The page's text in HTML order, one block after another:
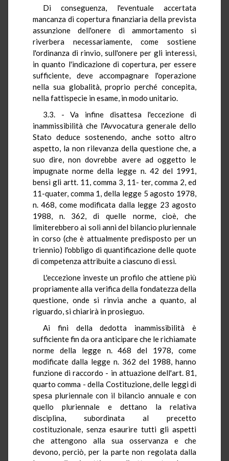
Di conseguenza, l'eventuale accertata
mancanza di copertura finanziaria della prevista
assunzione dell'onere di ammortamento si
riverbera necessariamente, come sostiene
l'ordinanza di rinvio, sull'onere per gli interessi,
in quanto l'indicazione di copertura, per essere
sufficiente, deve accompagnare l'operazione
nella sua globalità, proprio perché concepita,
nella fattispecie in esame, in modo unitario.
3.3. - Va infine disattesa l'eccezione di
inammissibilità che l'Avvocatura generale dello
Stato deduce sostenendo, anche sotto altro
aspetto, la non rilevanza della questione che, a
suo dire, non dovrebbe avere ad oggetto le
impugnate norme della legge n. 42 del 1991,
bensì gli artt. 11, comma 3, 11- ter, comma 2, ed
11-quater, comma 1, della legge 5 agosto 1978,
n. 468, come modificata dalla legge 23 agosto
1988, n. 362, di quelle norme, cioè, che
limiterebbero ai soli anni del bilancio pluriennale
in corso (che è attualmente predisposto per un
triennio) l'obbligo di quantificazione delle quote
di competenza attribuite a ciascuno di essi.
L'eccezione investe un profilo che attiene più
propriamente alla verifica della fondatezza della
questione, onde si rinvia anche a quanto, al
riguardo, si chiarirà in prosieguo.
Ai fini della dedotta inammissibilità è
sufficiente fin da ora anticipare che le richiamate
norme della legge n. 468 del 1978, come
modificate dalla legge n. 362 del 1988, hanno
funzione di raccordo - in attuazione dell'art. 81,
quarto comma - della Costituzione, delle leggi di
spesa pluriennale con il bilancio annuale e con
quello pluriennale e dettano la relativa
disciplina, subordinata al precetto
costituzionale, senza esaurire tutti gli aspetti
che attengono alla sua osservanza e che
devono, perciò, per la parte non regolata dalla